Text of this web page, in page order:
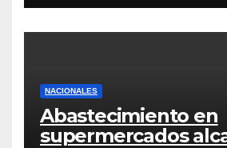
NACIONALES
Abastecimiento en
supermercados